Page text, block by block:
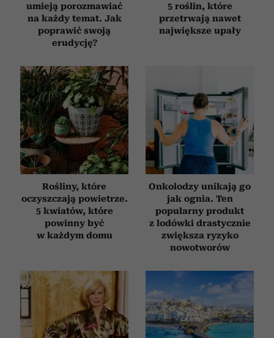
umieją porozmawiać
na każdy temat. Jak
poprawić swoją
erudycję?
5 roślin, które
przetrwają nawet
największe upały
Rośliny, które
oczyszczają powietrze.
5 kwiatów, które
powinny być
w każdym domu
Onkolodzy unikają go
jak ognia. Ten
popularny produkt
z lodówki drastycznie
zwiększa ryzyko
nowotworów